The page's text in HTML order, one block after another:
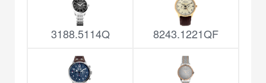
3188.5114Q 8243.1221QF